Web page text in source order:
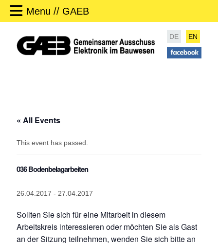
Menu // GAEB
DE EN
« All Events
This event has passed.
036 Bodenbelagarbeiten
26.04.2017 - 27.04.2017
Sollten Sie sich für eine Mitarbeit in diesem
Arbeitskreis interessieren oder möchten Sie als Gast
an der Sitzung teilnehmen, wenden Sie sich bitte an